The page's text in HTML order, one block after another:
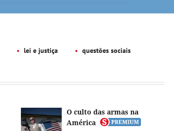
lei e justiça
questões sociais
O culto das armas na
América